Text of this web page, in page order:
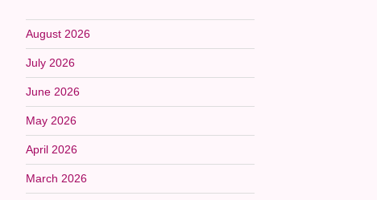
August 2026
July 2026
June 2026
May 2026
April 2026
March 2026